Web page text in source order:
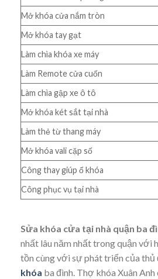
Mở khóa cửa nắm tròn
Mở khóa tay gạt
Làm chìa khóa xe máy
Làm Remote cửa cuốn
Làm chìa gập xe ô tô
Mở khóa két sắt tại nhà
Làm thẻ từ thang máy
Mở khóa vali cặp số
Công thay giúp ổ khóa
Công phục vụ tại nhà
Sửa khóa cửa tại nhà quận ba
nhất lâu năm nhất trong quận với
tồn cùng với sự phát triển của thủ
khóa ba đình. Thợ khóa Xuân